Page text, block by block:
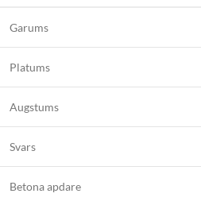
Garums
Platums
Augstums
Svars
Betona apdare